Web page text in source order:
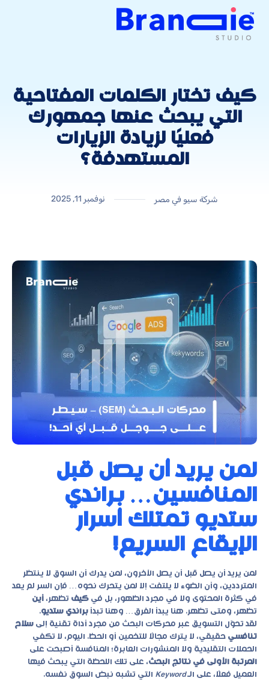
كيف تختار الكلمات المفتاحية
التي يبحث عنها جمهورك
فعليًا لزيادة الزيارات
المستهدفة؟
شركة سيو في مصر نوفمبر 11, 2025
لمن يريد أن يصل قبل
المنافسين… براندي
ستديو تمتلك أسرار
الإيقاع السريع!
لمن يريد أن يصل قبل أن يصل الآخرون، لمن يدرك أن السوق لا ينتظر
المترددين، وأن الضوء لا يلتفت إلا لمن يتحرك نحوه… فإن السر لم يعد
في كثرة المحتوى ولا في مجرد الظهور، بل في كيف تظهر، أين
تظهر، ومتى تظهر. هنا يبدأ الفرق… وهنا تبدأ براندي ستديو.
لقد تحوّل التسويق عبر محركات البحث من مجرد أداة تقنية إلى سلاح
تنافسي حقيقي، لا يترك مجالًا للتخمين أو الحظ. اليوم، لا تكفي
الحملات التقليدية ولا المنشورات العابرة؛ المنافسة أصبحت على
المرتبة الأولى في نتائج البحث، على تلك اللحظة التي يبحث فيها
العميل فعلًا، على الـKeyword التي تشبه نبض السوق نفسه.